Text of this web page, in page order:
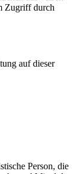
Zugriff durch
auf dieser
Person, die